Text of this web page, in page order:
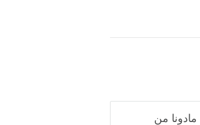
لم تخرج رواية مادونا من